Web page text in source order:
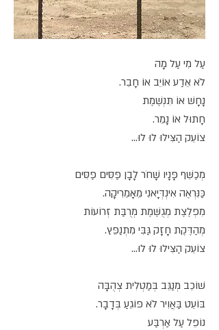
עַל מִי עַל מָה
לֹא אֵדַע אוֹיֵב אוֹ חָבֵר.
נָחָשׁ אוֹ תִּנְשֶׁמֶת
חָתוּל אוֹ נָמֵר.
צוֹעֵק הַצִּילוּ לוּ לוּ...
מְכַשֵּׁף פָּנָיו שָׁחֹר לָבָן פַּסִּים פַּסִּים
כַּנִּרְאֶה אִינְדְּיָאנִי מֵאָמֵרִיקָה.
מִפְלֶצֶת מְגֻשֶּׁמֶת מְרֻבַּת זְרוֹעוֹת
מְהַדֶּקֶת חָזָק גַּבִּי מִתְנַפֵּץ.
צוֹעֵק הַצִּילוּ לוּ לוּ...
שׁוֹכֵב מְנַגֵּב בְּמַטְלִית צְהֻבָּה
בּוֹעֵט בַּאֲוִיר לֹא פּוֹגֵעַ בְּדָבָר.
נוֹפֵל עַל אַרְבַּע